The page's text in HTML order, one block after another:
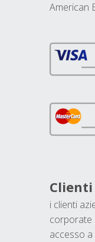
American
i clienti
corporate
accesso